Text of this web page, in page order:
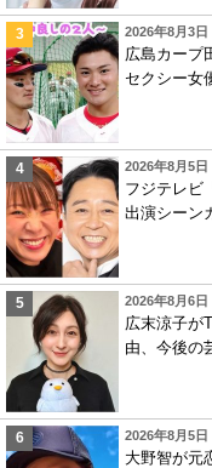
2026年8月3
広島カープ
セクシー女
2026年8月5
フジテレビ
出演シーン
2026年8月6日
広末涼子が
由、今後の
2026年8月5
大野智が元